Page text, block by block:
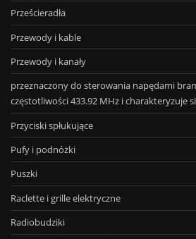
Prześcieradła
Przewody i kable
Przewody i kanały
przeznaczony do sterowania napędami
częstotliwości 433.92 MHz i charakteryzuje
Przyciski spłukujące
Pufy i podnóżki
Puszki
Raclette i grille elektryczne
Radiobudziki